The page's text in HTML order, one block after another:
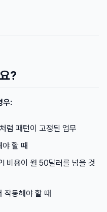
?
우:
럼 패턴이 고정된 업무
야 할 때
비용이 월 50달러를 넘을 것
작동해야 할 때